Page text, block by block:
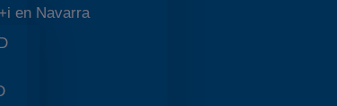
en Navarra